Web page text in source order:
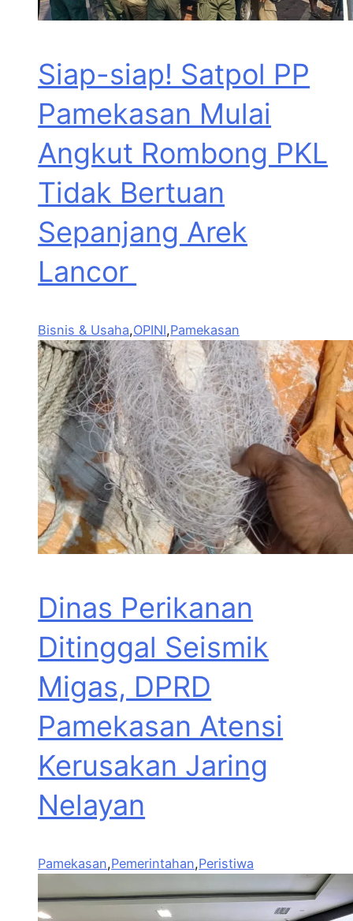
Siap-siap! Satpol PP
Pamekasan Mulai
Angkut Rombong PKL
Tidak Bertuan
Sepanjang Arek
Lancor
Bisnis & Usaha,OPINI,Pamekasan
Dinas Perikanan
Ditinggal Seismik
Migas, DPRD
Pamekasan Atensi
Kerusakan Jaring
Nelayan
Pamekasan,Pemerintahan,Peristiwa